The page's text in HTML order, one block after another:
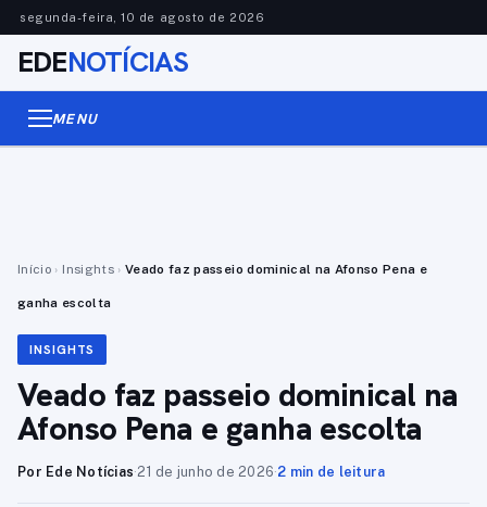
segunda-feira, 10 de agosto de 2026
EDENOTÍCIAS
MENU
Início › Insights › Veado faz passeio dominical na Afonso Pena e
ganha escolta
INSIGHTS
Veado faz passeio dominical na
Afonso Pena e ganha escolta
Por Ede Notícias·21 de junho de 2026·2 min de leitura